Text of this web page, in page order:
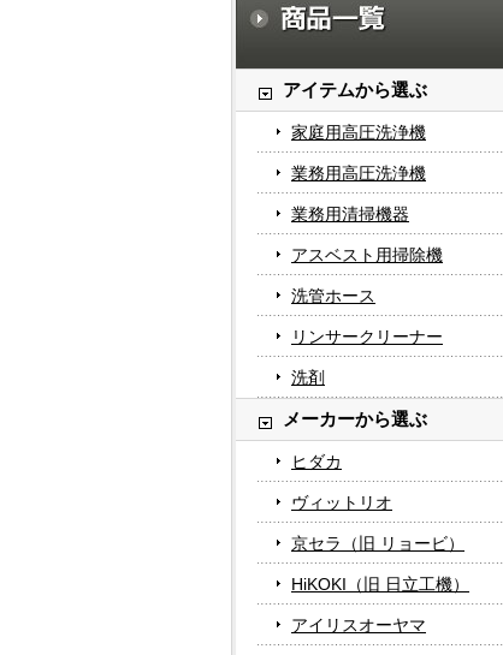
アイテムから選ぶ
家庭用高圧洗浄機
業務用高圧洗浄機
業務用清掃機器
アスベスト用掃除機
洗管ホース
リンサークリーナー
洗剤
メーカーから選ぶ
ヒダカ
ヴィットリオ
京セラ（旧 リョービ）
HiKOKI（旧 日立工機）
アイリスオーヤマ